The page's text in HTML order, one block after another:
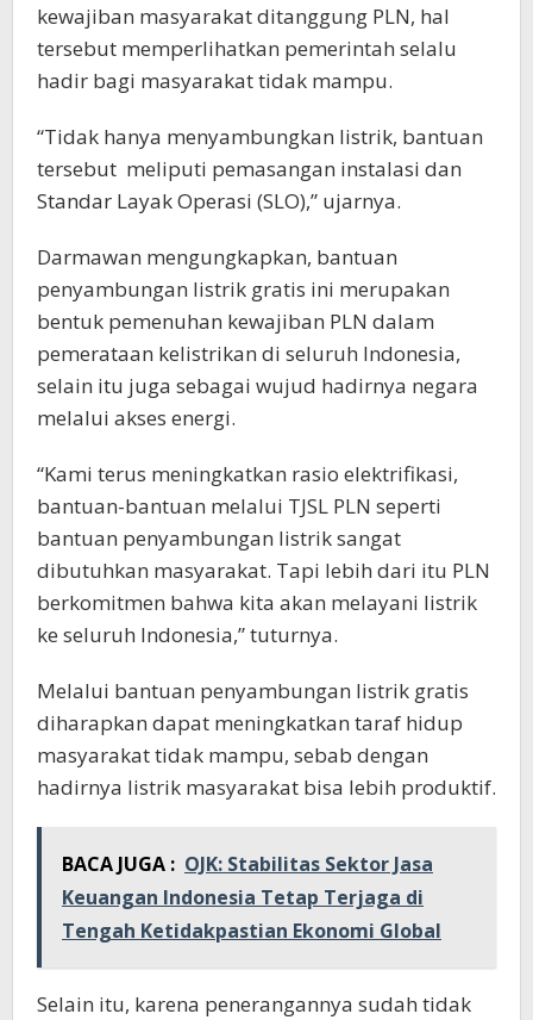
kewajiban masyarakat ditanggung PLN, hal
tersebut memperlihatkan pemerintah selalu
hadir bagi masyarakat tidak mampu.
“Tidak hanya menyambungkan listrik, bantuan
tersebut meliputi pemasangan instalasi dan
Standar Layak Operasi (SLO),” ujarnya.
Darmawan mengungkapkan, bantuan
penyambungan listrik gratis ini merupakan
bentuk pemenuhan kewajiban PLN dalam
pemerataan kelistrikan di seluruh Indonesia,
selain itu juga sebagai wujud hadirnya negara
melalui akses energi.
“Kami terus meningkatkan rasio elektrifikasi,
bantuan-bantuan melalui TJSL PLN seperti
bantuan penyambungan listrik sangat
dibutuhkan masyarakat. Tapi lebih dari itu PLN
berkomitmen bahwa kita akan melayani listrik
ke seluruh Indonesia,” tuturnya.
Melalui bantuan penyambungan listrik gratis
diharapkan dapat meningkatkan taraf hidup
masyarakat tidak mampu, sebab dengan
hadirnya listrik masyarakat bisa lebih produktif.
BACA JUGA : OJK: Stabilitas Sektor Jasa
Keuangan Indonesia Tetap Terjaga di
Tengah Ketidakpastian Ekonomi Global
Selain itu, karena penerangannya sudah tidak